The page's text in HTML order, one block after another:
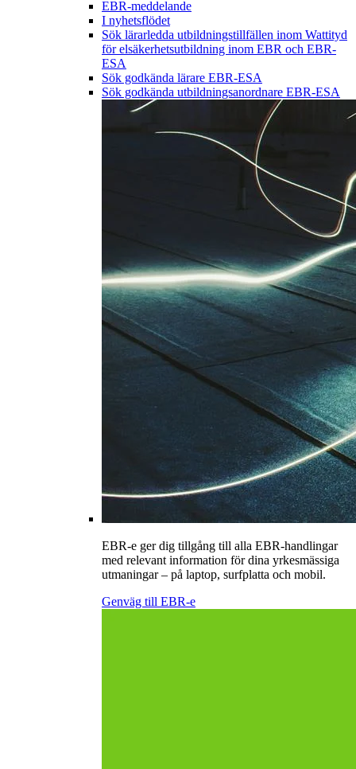
EBR-meddelande
I nyhetsflödet
Sök lärarledda utbildningstillfällen inom Wattityd
för elsäkerhetsutbildning inom EBR och EBR-
ESA
Sök godkända lärare EBR-ESA
Sök godkända utbildningsanordnare EBR-ESA
EBR-e ger dig tillgång till alla EBR-handlingar
med relevant information för dina yrkesmässiga
utmaningar – på laptop, surfplatta och mobil.
Genväg till EBR-e